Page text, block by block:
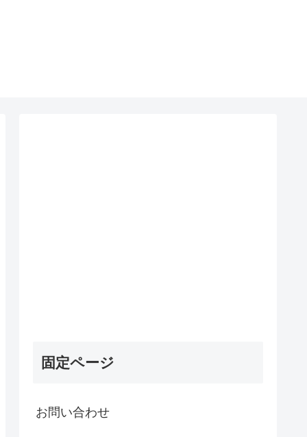
固定ページ
お問い合わせ